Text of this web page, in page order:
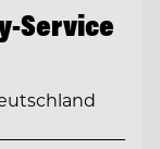
Service